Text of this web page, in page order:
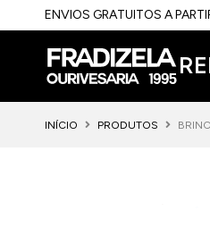
ENVIOS GRATUITOS A
INÍCIO PRODUTOS